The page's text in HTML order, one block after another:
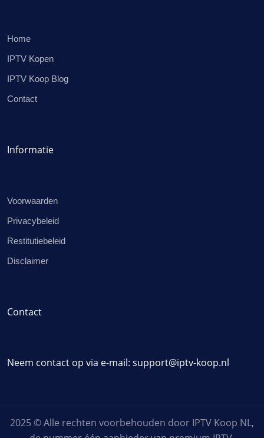
Home
IPTV Kopen
IPTV Koop Blog
Contact
Informatie
Voorwaarden
Privacybeleid
Restitutiebeleid
Disclaimer
Contact
Neem contact op via e-mail: support@iptv-koop.nl
2025 © Alle rechten voorbehouden door IPTV Koop NL,